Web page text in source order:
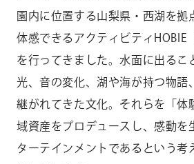
園内に位置する山梨県・西湖を拠
体感できるアクティビティHOBIE
を行ってきました。水面に出るこ
光、音の変化、湖や海が持つ物語
継がれてきた文化。それらを「体
域資産をプロデュースし、感動を
ターテインメントであるという考